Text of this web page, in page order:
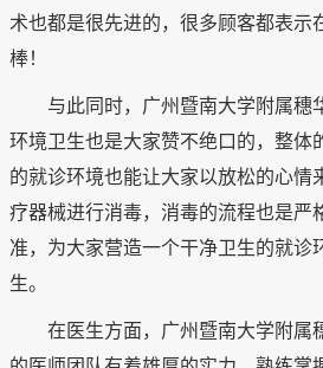
术也都是很先进的，很多顾客都表示
棒！
与此同时，广州暨南大学附属穗
环境卫生也是大家赞不绝口的，整体
的就诊环境也能让大家以放松的心情
疗器械进行消毒，消毒的流程也是严
准，为大家营造一个干净卫生的就诊
生。
在医生方面，广州暨南大学附属